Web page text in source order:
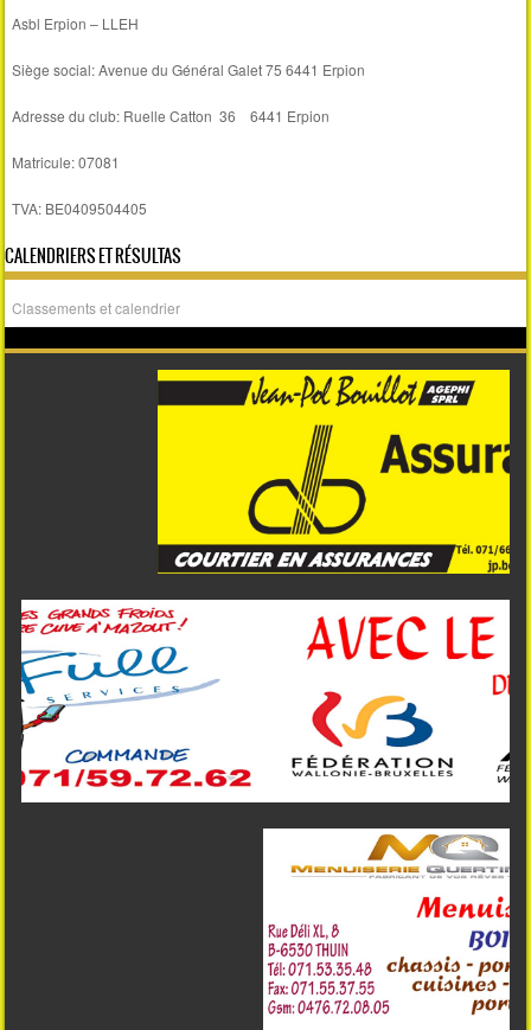
Asbl Erpion – LLEH
Siège social: Avenue du Général Galet 75 6441 Erpion
Adresse du club: Ruelle Catton 36 6441 Erpion
Matricule: 07081
TVA: BE0409504405
CALENDRIERS ET RÉSULTAS
Classements et calendrier